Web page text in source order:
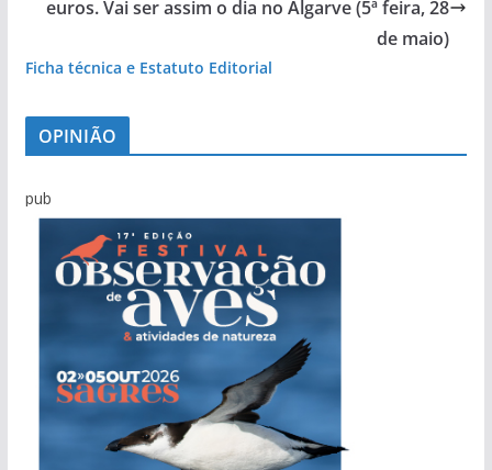
euros. Vai ser assim o dia no Algarve (5ª feira, 28
de maio)
Ficha técnica e Estatuto Editorial
OPINIÃO
pub